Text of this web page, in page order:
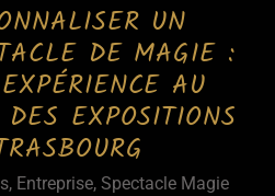
UN
DE MAGIE :
AU
EXPOSITIONS
, Entreprise, Spectacle Magie